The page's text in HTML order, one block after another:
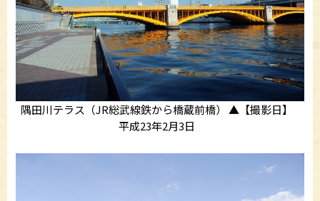
隅田川テラス（JR総武線鉄から橋蔵前橋） ▲【撮影日】
平成23年2月3日